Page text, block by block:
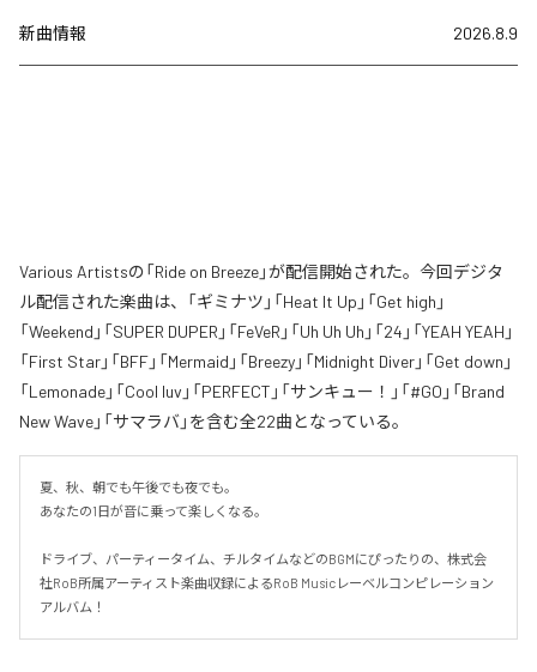
新曲情報 2026.8.9
Various Artistsの「Ride on Breeze」が配信開始された。今回デジタ
ル配信された楽曲は、「ギミナツ」「Heat It Up」「Get high」
「Weekend」「SUPER DUPER」「FeVeR」「Uh Uh Uh」「24」「YEAH YEAH」
「First Star」「BFF」「Mermaid」「Breezy」「Midnight Diver」「Get down」
「Lemonade」「Cool luv」「PERFECT」「サンキュー！」「#GO」「Brand
New Wave」「サマラバ」を含む全22曲となっている。
夏、秋、朝でも午後でも夜でも。
あなたの1日が音に乗って楽しくなる。
ドライブ、パーティータイム、チルタイムなどのBGMにぴったりの、株式会
社RoB所属アーティスト楽曲収録によるRoB Musicレーベルコンピレーション
アルバム！